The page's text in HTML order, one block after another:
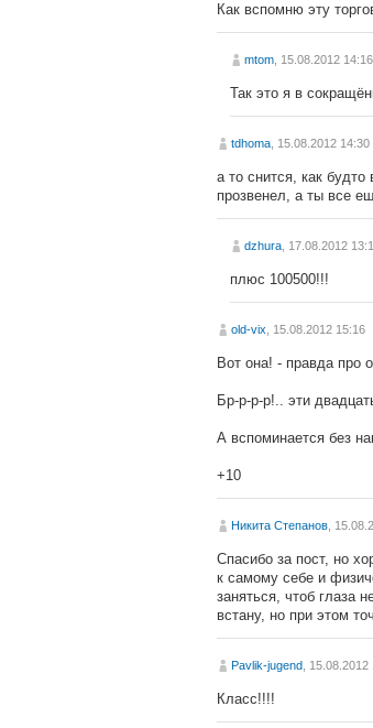
Как вспомню эту
mtom , 15.08.2012 14:16
Так это я в
tdhoma , 15.08.2012 14:30
а то снится, как
прозвенел, а ты все
dzhura , 17.08.2012
плюс 100500!!!
old-vix , 15.08.2012 15:16
Вот она! - правда про
Бр-р-р-р!.. эти
А вспоминается без
+10
Никита Степанов ,
Спасибо за пост, но
к самому себе и
заняться, чтоб глаза
встану, но при этом
Pavlik-jugend ,
Класс!!!!